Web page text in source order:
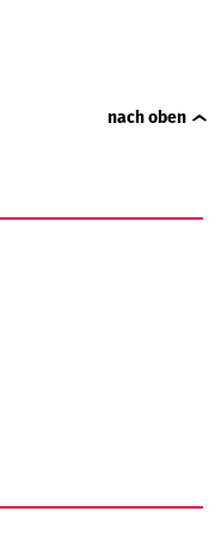
nach oben